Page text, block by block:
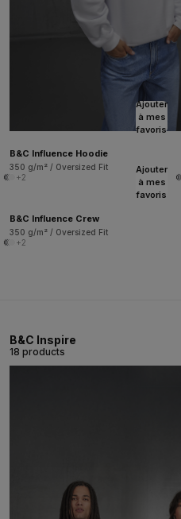
Ajouter
à mes
favoris
B&C Influence Hoodie
350 g/m² / Oversized Fit
+2
Ajouter
à mes
favoris
B&C Influence Crew
350 g/m² / Oversized Fit
+2
B&C Inspire
18 products